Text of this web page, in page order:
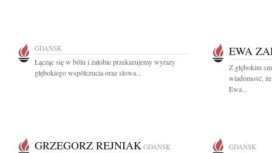
GDAŃSK
Łącząc się w bólu i żałobie przekazujemy wyrazy
głębokiego współczucia oraz słowa...
EWA
Z głębokim
wiadomość,
Ewa...
GRZEGORZ REJNIAK GDAŃSK GDAŃSK